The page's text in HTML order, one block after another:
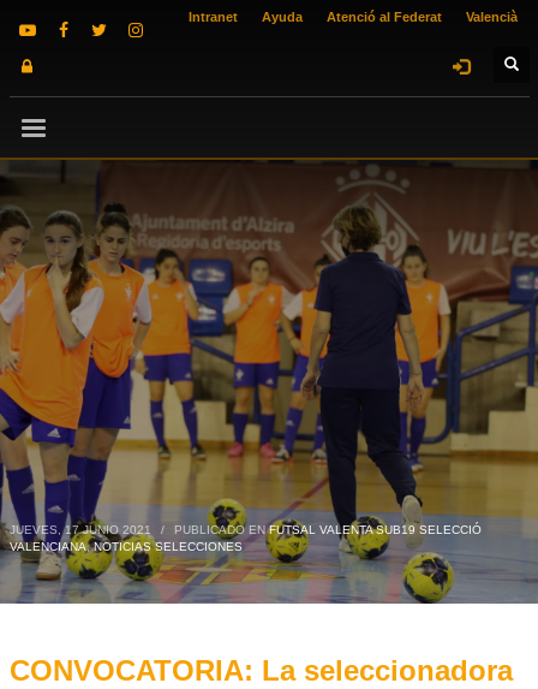
Intranet Ayuda Atenció al Federat Valencià
JUEVES, 17 JUNIO 2021 / PUBLICADO ENFUTSAL VALENTA SUB19 SELECCIÓ
VALENCIANA,NOTICIAS SELECCIONES
CONVOCATORIA: La seleccionadora